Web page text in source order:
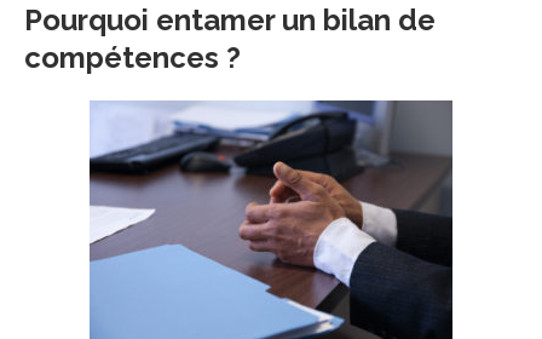
Pourquoi entamer un bilan de
compétences ?